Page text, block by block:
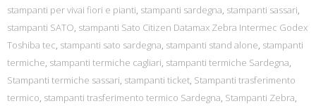
stampanti per vivai fiori e pianti, stampanti sardegna, stampanti sassari,
stampanti SATO, stampanti Sato Citizen Datamax Zebra Intermec Godex
Toshiba tec, stampanti sato sardegna, stampanti stand alone, stampanti
termiche, stampanti termiche cagliari, stampanti termiche Sardegna,
Stampanti termiche sassari, stampanti ticket, Stampanti trasferimento
termico, stampanti trasferimento termico Sardegna, Stampanti Zebra,